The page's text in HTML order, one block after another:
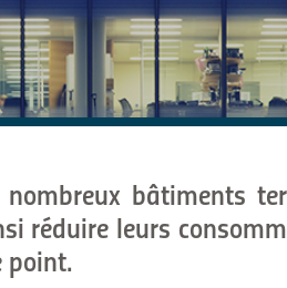
bâtiments
réduire leurs
point.